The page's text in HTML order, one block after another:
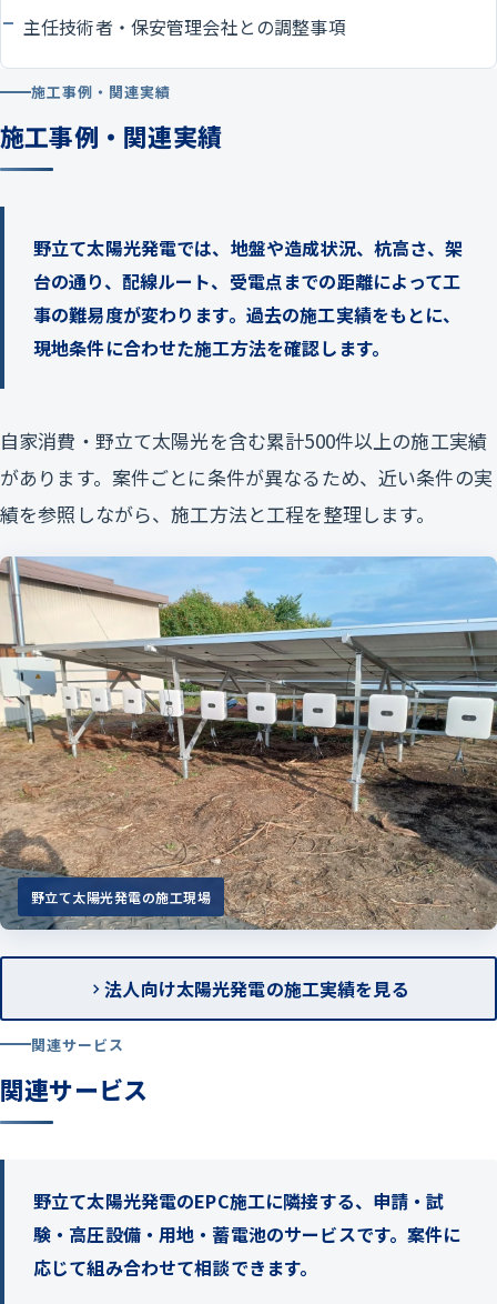
主任技術者・保安管理会社との調整事項
施工事例・関連実績
施工事例・関連実績
野立て太陽光発電では、地盤や造成状況、杭高さ、架
台の通り、配線ルート、受電点までの距離によって工
事の難易度が変わります。過去の施工実績をもとに、
現地条件に合わせた施工方法を確認します。
自家消費・野立て太陽光を含む累計500件以上の施工実績
があります。案件ごとに条件が異なるため、近い条件の実
績を参照しながら、施工方法と工程を整理します。
野立て太陽光発電の施工現場
法人向け太陽光発電の施工実績を見る
関連サービス
関連サービス
野立て太陽光発電のEPC施工に隣接する、申請・試
験・高圧設備・用地・蓄電池のサービスです。案件に
応じて組み合わせて相談できます。